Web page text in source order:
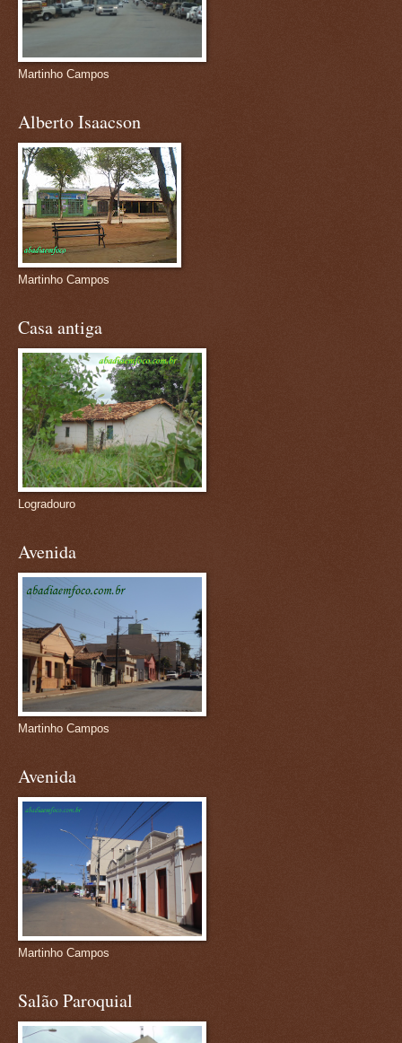
Martinho Campos
Alberto Isaacson
Martinho Campos
Casa antiga
Logradouro
Avenida
Martinho Campos
Avenida
Martinho Campos
Salão Paroquial